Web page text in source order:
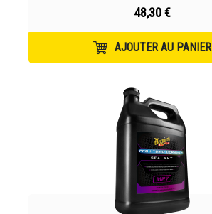
48,30 €
AJOUTER AU PANIER